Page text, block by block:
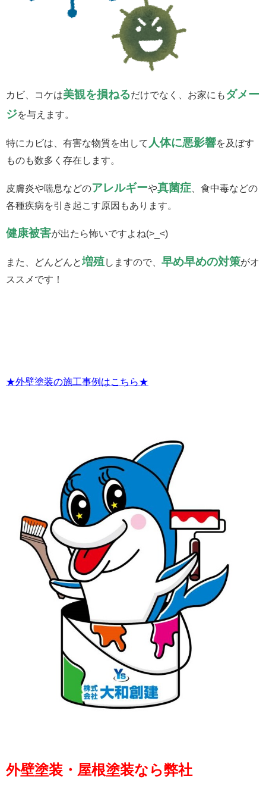
カビ、コケは美観を損ねるだけでなく、お家にもダメー
ジを与えます。
特にカビは、有害な物質を出して 人体に悪影響を及ぼす
ものも数多く存在します。
皮膚炎や喘息などのアレルギーや真菌症 、食中毒などの
各種疾病を引き起こす原因もあります。
健康被害が出たら怖いですよね(>_<)
また、どんどんと増殖しますので、 早め早めの対策がオ
ススメです！
★外壁塗装の施工事例はこちら★
外壁塗装・屋根塗装なら弊社